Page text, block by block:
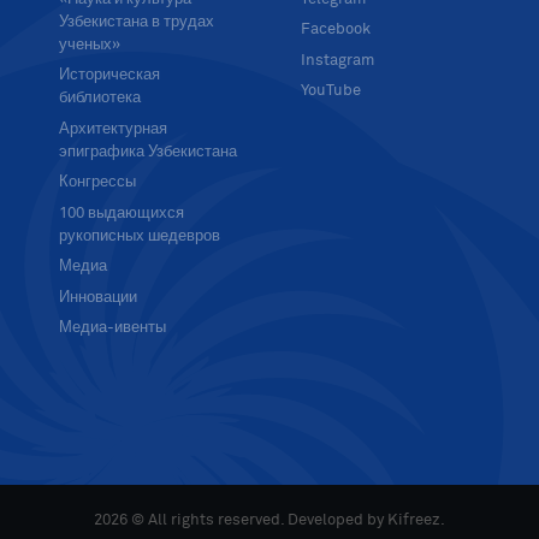
Узбекистана в трудах
ученых»
Историческая
библиотека
Архитектурная
эпиграфика Узбекистана
Конгрессы
100 выдающихся
рукописных шедевров
Медиа
Инновации
Медиа-ивенты
Facebook
Instagram
YouTube
2026 © All rights reserved. Developed by Kifreez.